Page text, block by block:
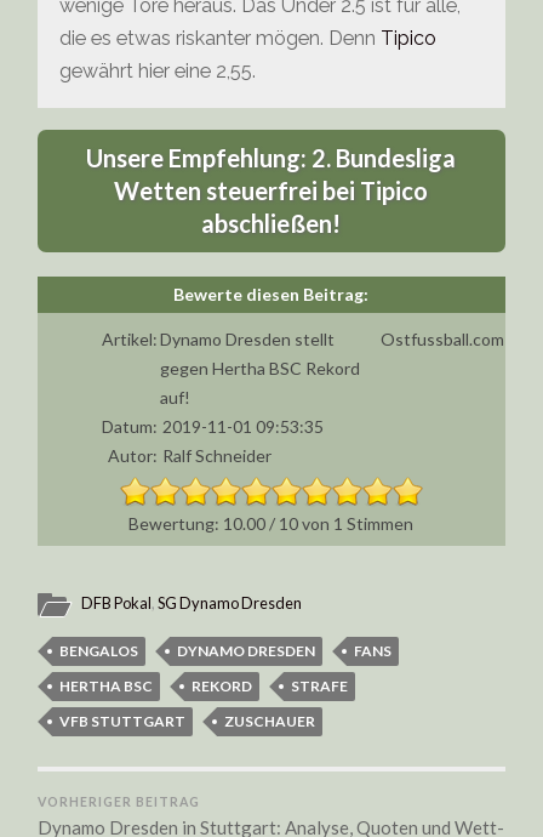
wenige Tore heraus. Das Under 2.5 ist für alle,
die es etwas riskanter mögen. Denn Tipico
gewährt hier eine 2,55.
Unsere Empfehlung: 2. Bundesliga
Wetten steuerfrei bei Tipico
abschließen!
Artikel:Dynamo Dresden stellt
gegen Hertha BSC Rekord
auf!
Ostfussball.com
Datum: 2019-11-01 09:53:35
Autor: Ralf Schneider
10.00/ 10von 1 Stimmen
DFB Pokal,SG Dynamo Dresden
BENGALOS DYNAMO DRESDEN
FANS
HERTHA BSC
REKORD
STRAFE
VFB STUTTGART
ZUSCHAUER
VORHERIGER BEITRAG
Dynamo Dresden in Stuttgart: Analyse, Quoten und Wett-